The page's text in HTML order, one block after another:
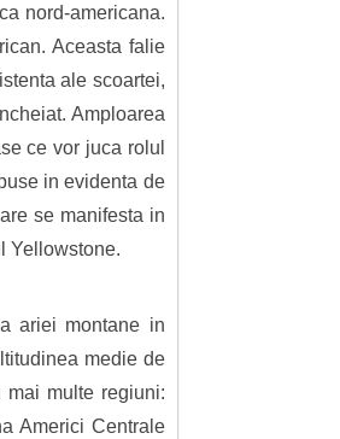
nord-americana.
Aceasta falie
ale scoartei,
Amploarea
ce vor juca rolul
in evidenta de
se manifesta in
Yellowstone.
ariei montane in
medie de
mai multe regiuni:
Americi Centrale